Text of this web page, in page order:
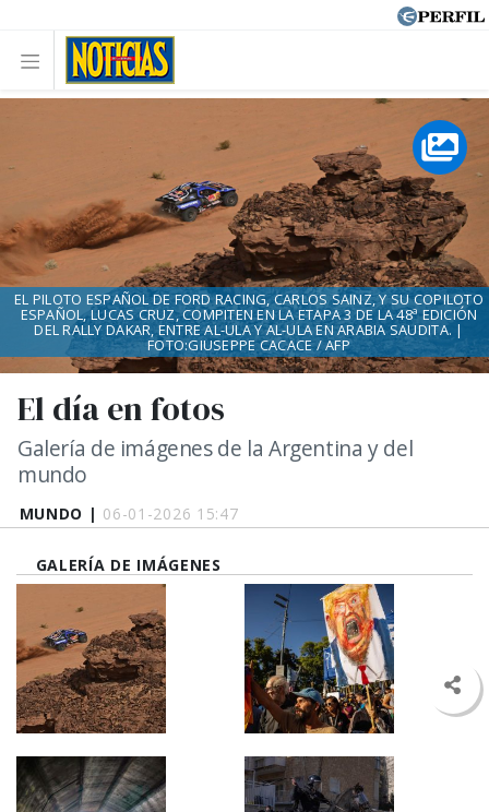
MUNDO | 06-01-2026 15:47
El día en fotos
Galería de imágenes de la Argentina y del
mundo
EL PILOTO ESPAÑOL DE FORD RACING, CARLOS SAINZ, Y SU COPILOTO
ESPAÑOL, LUCAS CRUZ, COMPITEN EN LA ETAPA 3 DE LA 48ª EDICIÓN
DEL RALLY DAKAR, ENTRE AL-ULA Y AL-ULA EN ARABIA SAUDITA. |
FOTO:GIUSEPPE CACACE / AFP
GALERÍA DE IMÁGENES